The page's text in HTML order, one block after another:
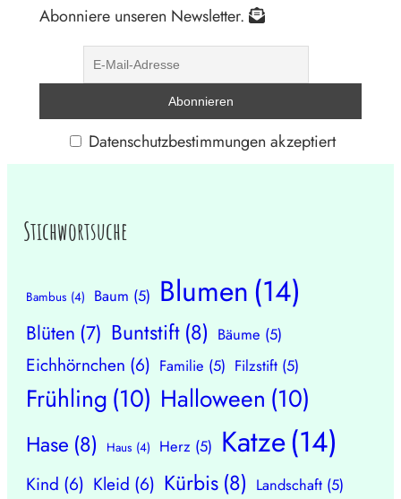
Abonniere unseren Newsletter.
Datenschutzbestimmungen akzeptiert
Stichwortsuche
Bambus (4) Baum (5) Blumen(14)
Blüten (7) Buntstift (8) Bäume (5)
Eichhörnchen (6) Familie (5) Filzstift (5)
Frühling (10) Halloween (10)
Hase (8) Haus (4) Herz (5) Katze(14)
Kind (6) Kleid (6) Kürbis (8) Landschaft (5)